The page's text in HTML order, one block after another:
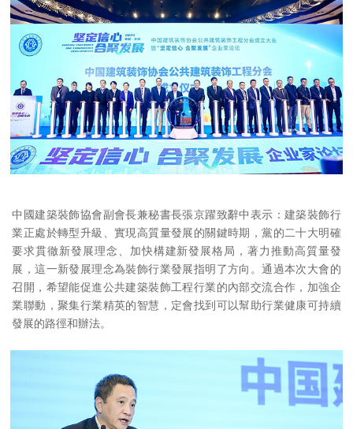
中國建築裝飾協會副會長兼秘書長張京躍致辭中表示：建築裝飾行
業正處於轉型升級、實現高質量發展的關鍵時期，黨的二十大明確
要求貫徹新發展理念、加快構建新發展格局，著力推動高質量發
展，這一新發展理念為裝飾行業發展指明了方向。通過本次大會的
召開，希望能促進公共建築裝飾工程行業的內部交流合作，加強企
業聯動，聚集行業精英的智慧，定會找到可以幫助行業健康可持續
發展的路徑和辦法。